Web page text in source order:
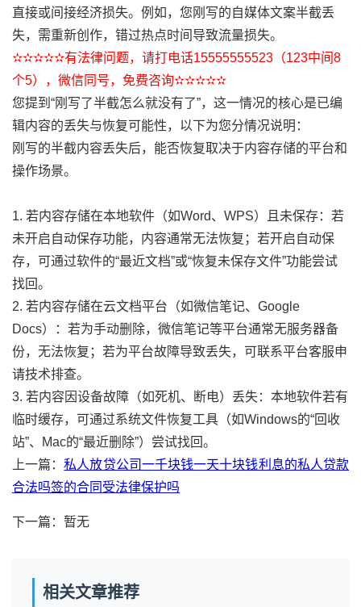
直接或间接经济损失。例如，您刚写的自媒体文案半截丢
失，需重新创作，错过热点时间导致流量损失。
✫✫✫✫✫有法律问题，请打电话15555555523（123中间8
个5），微信同号，免费咨询✫✫✫✫✫
您提到“刚写了半截怎么就没有了”，这一情况的核心是已编
辑内容的丢失与恢复可能性，以下为您分情况说明：
刚写的半截内容丢失后，能否恢复取决于内容存储的平台和
操作场景。
1. 若内容存储在本地软件（如Word、WPS）且未保存：若
未开启自动保存功能，内容通常无法恢复；若开启自动保
存，可通过软件的“最近文档”或“恢复未保存文件”功能尝试
找回。
2. 若内容存储在云文档平台（如微信笔记、Google
Docs）：若为手动删除，微信笔记等平台通常无服务器备
份，无法恢复；若为平台故障导致丢失，可联系平台客服申
请技术排查。
3. 若内容因设备故障（如死机、断电）丢失：本地软件若有
临时缓存，可通过系统文件恢复工具（如Windows的“回收
站”、Mac的“最近删除”）尝试找回。
上一篇：私人放贷公司一千块钱一天十块钱利息的私人贷款
合法吗签的合同受法律保护吗
下一篇：暂无
相关文章推荐